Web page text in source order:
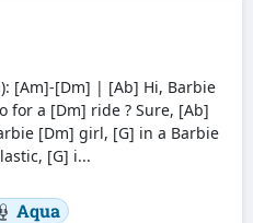
[Am]-[Dm] | [Ab] Hi, Barbie
for a [Dm] ride ? Sure, [Ab]
[Dm] girl, [G] in a Barbie
[G] i...
Aqua